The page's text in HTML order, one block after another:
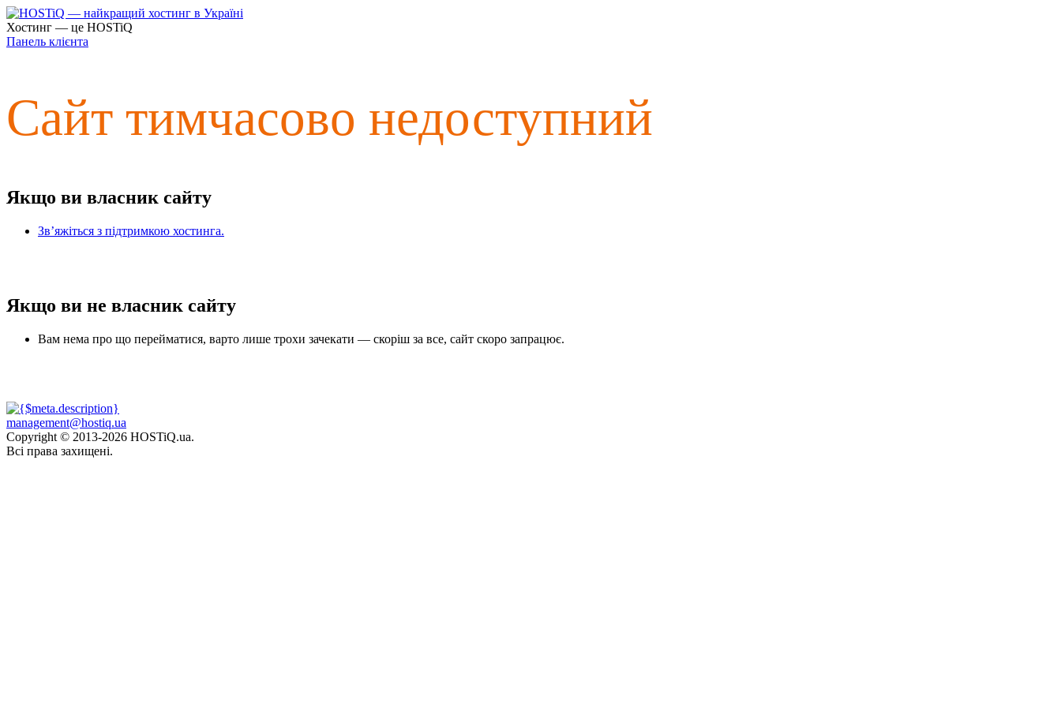
Хостинг — це HOSTiQ
Панель клієнта
Сайт тимчасово недоступний
Якщо ви власник сайту
Зв’яжіться з підтримкою хостинга.
Якщо ви не власник сайту
Вам нема про що перейматися, варто лише трохи зачекати — скоріш за все, сайт скоро запрацює.
management@hostiq.ua
Copyright © 2013-2026 HOSTiQ.ua.
Всі права захищені.